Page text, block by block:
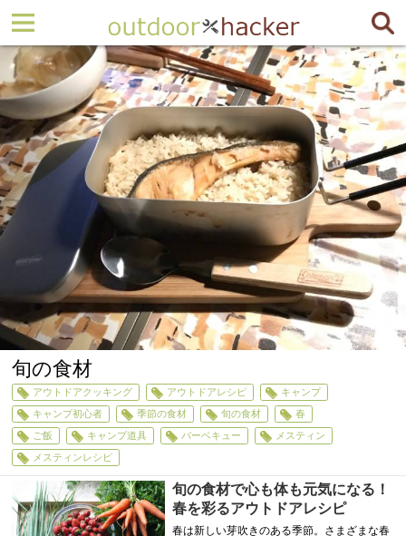
旬の食材
アウトドアクッキング アウトドアレシピ
キャンプ
キャンプ初心者
季節の食材 旬の食材
春
ご飯
キャンプ道具 バーベキュー
メスティン
メスティンレシピ
旬の食材で心も体も元気になる！
春を彩るアウトドアレシピ
春は新しい芽吹きのある季節。さまざまな春